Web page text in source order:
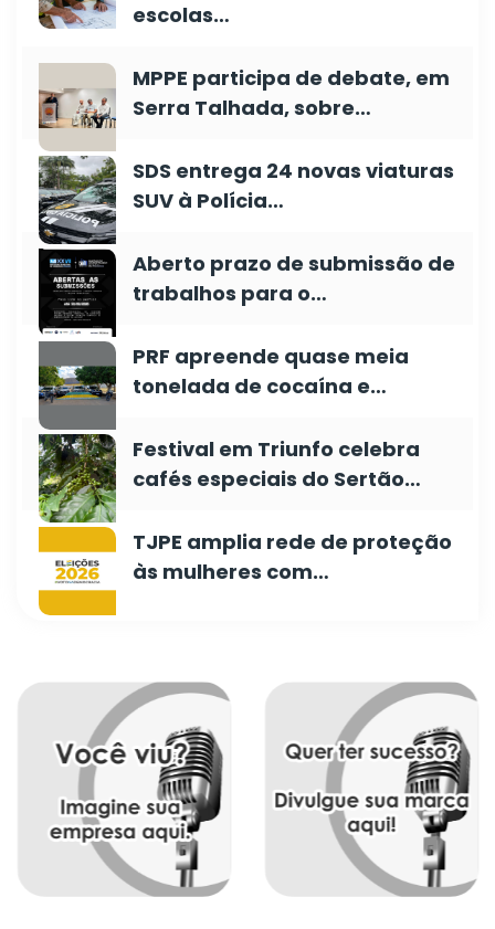
escolas…
MPPE participa de debate, em
Serra Talhada, sobre…
SDS entrega 24 novas viaturas
SUV à Polícia…
Aberto prazo de submissão de
trabalhos para o…
PRF apreende quase meia
tonelada de cocaína e…
Festival em Triunfo celebra
cafés especiais do Sertão…
TJPE amplia rede de proteção
às mulheres com…